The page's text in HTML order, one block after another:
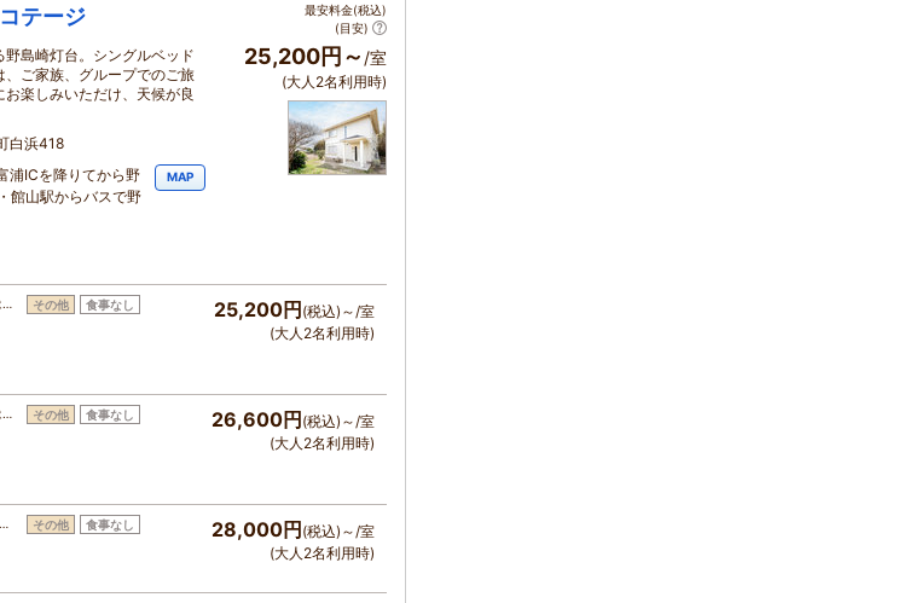
テージ
島崎灯台。シングルベッド
、ご家族、グループでのご旅
楽しみいただけ、天候が良
白浜418
ICを降りてから野
山駅からバスで野
MAP
最安料金(税込)
(目安)
25,200円～ /室
(大人2名利用時)
その他 食事なし 25,200円 (税込)～/室
(大人2名利用時)
その他 食事なし 26,600円 (税込)～/室
(大人2名利用時)
その他 食事なし 28,000円 (税込)～/室
(大人2名利用時)